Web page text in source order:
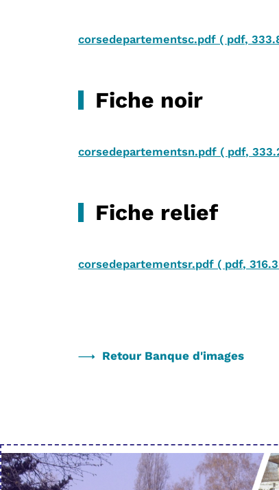
corsedepartementsc.pdf ( pdf,
Fiche noir
corsedepartementsn.pdf ( pdf,
Fiche relief
corsedepartementsr.pdf ( pdf,
Retour Banque d'images